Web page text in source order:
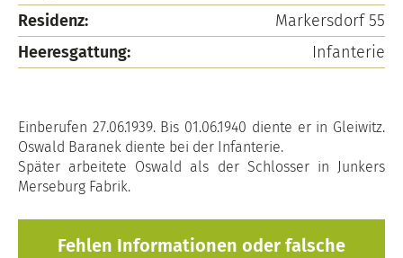
Residenz:
Markersdorf 55
Heeresgattung:
Infanterie
Einberufen 27.06.1939. Bis 01.06.1940 diente er in Gleiwitz.
Oswald Baranek diente bei der Infanterie.
Später arbeitete Oswald als der Schlosser in Junkers
Merseburg Fabrik.
Fehlen Informationen oder falsche